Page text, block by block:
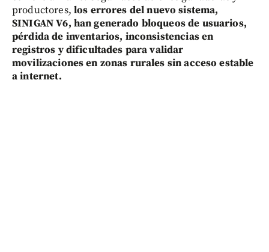
productores, los errores del nuevo sistema,
SINIGAN V6, han generado bloqueos de usuarios,
pérdida de inventarios, inconsistencias en
registros y dificultades para validar
movilizaciones en zonas rurales sin acceso estable
a internet.